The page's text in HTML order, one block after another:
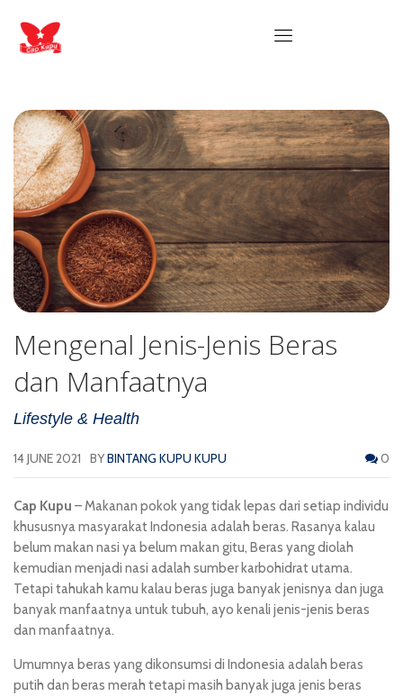
Mengenal Jenis-Jenis Beras
dan Manfaatnya
Lifestyle & Health
14 JUNE 2021 BYBINTANG KUPU KUPU 0
Cap Kupu – Makanan pokok yang tidak lepas dari setiap individu
khususnya masyarakat Indonesia adalah beras. Rasanya kalau
belum makan nasi ya belum makan gitu, Beras yang diolah
kemudian menjadi nasi adalah sumber karbohidrat utama.
Tetapi tahukah kamu kalau beras juga banyak jenisnya dan juga
banyak manfaatnya untuk tubuh, ayo kenali jenis-jenis beras
dan manfaatnya.
Umumnya beras yang dikonsumsi di Indonesia adalah beras
putih dan beras merah tetapi masih banyak juga jenis beras